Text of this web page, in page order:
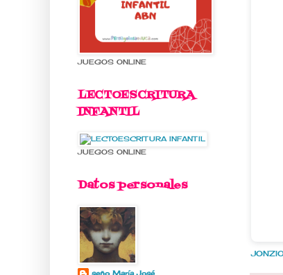
JUEGOS ONLINE
LECTOESCRITURA
INFANTIL
JUEGOS ONLINE
Datos personales
seño María José